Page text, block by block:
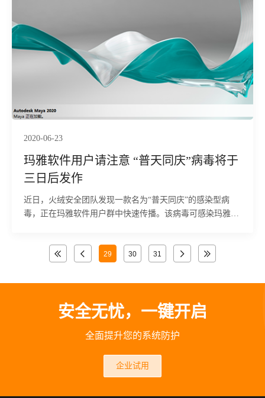
2020-06-23
玛雅软件用户请注意 “普天同庆”病毒将于
三日后发作
近日，火绒安全团队发现一款名为“普天同庆”的感染型病
毒，正在玛雅软件用户群中快速传播。该病毒可感染玛雅软
29 30 31
安全无忧，一键开启
全面提升您的系统防护
企业试用